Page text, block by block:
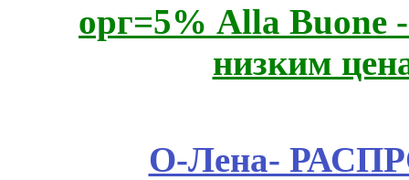
орг=5% Alla Buone
низким
О-Лена-